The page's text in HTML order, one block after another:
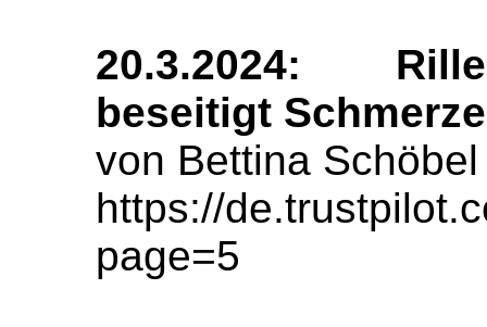
20.3.2024:
beseitigt
von Bettina Schöbel
https://
page=5